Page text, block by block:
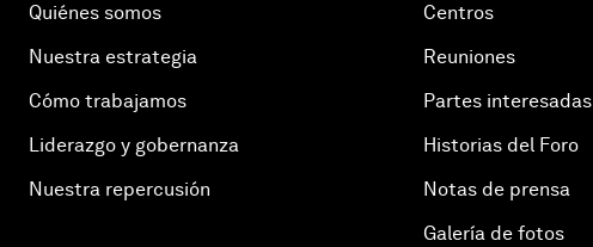
Quiénes somos
Nuestra estrategia
Cómo trabajamos
Liderazgo y gobernanza
Nuestra repercusión
Centros
Reuniones
Partes interesadas
Historias del Foro
Notas de prensa
Galería de fotos